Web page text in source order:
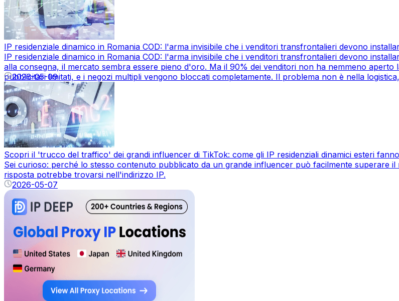
IP residenziale dinamico in Romania COD: l'arma invisibile che i venditori transfrontalieri devono
IP residenziale dinamico in Romania COD: l'arma invisibile che i venditori transfrontalieri devono
alla consegna, il mercato sembra essere pieno d'oro. Ma il 90% dei venditori non ha nemmeno
pubblicitari limitati, e i negozi multipli vengono bloccati completamente. Il problema non è nella
2026-05-09
Scopri il 'trucco del traffico' dei grandi influencer di TikTok: come gli IP residenziali dinamici esteri
Sei curioso: perché lo stesso contenuto pubblicato da un grande influencer può facilmente superare
risposta potrebbe trovarsi nell'indirizzo IP.
2026-05-07